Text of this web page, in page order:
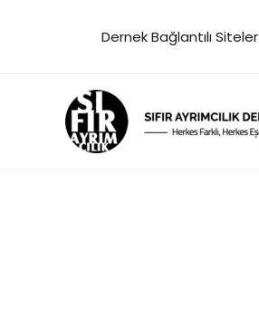
Dernek Bağlantılı Siteler